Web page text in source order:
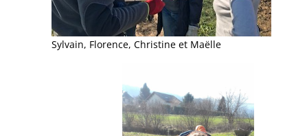
Sylvain, Florence, Christine et Maëlle